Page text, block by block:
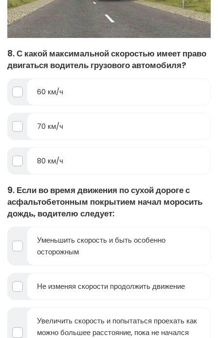
8. С какой максимальной скоростью имеет право
двигаться водитель грузового автомобиля?
60 км/ч
70 км/ч
80 км/ч
9. Если во время движения по сухой дороге с
асфальтобетонным покрытием начал моросить
дождь, водителю следует:
Уменьшить скорость и быть особенно
осторожным
Не изменяя скорости продолжить движение
Увеличить скорость и попытаться проехать как
можно большее расстояние, пока не начался